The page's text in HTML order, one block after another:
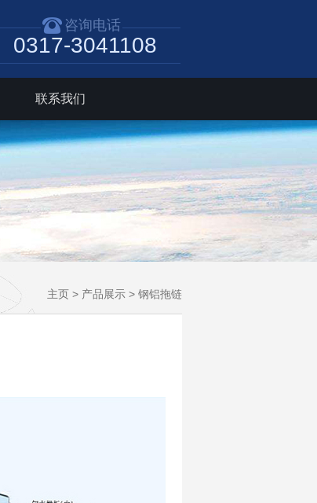
咨询电话
0317-3041108
联系我们
主页 > 产品展示 > 钢铝拖链